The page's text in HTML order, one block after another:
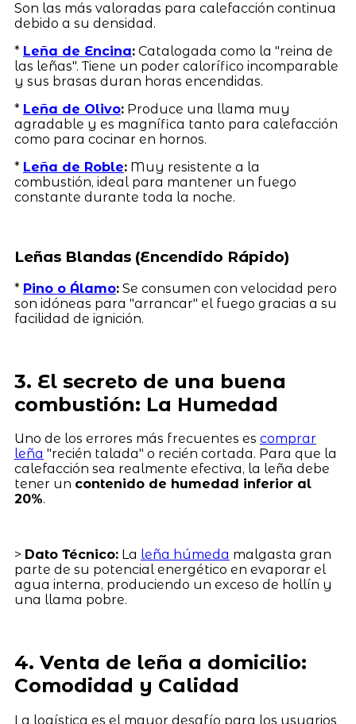
Son las más valoradas para calefacción continua
debido a su densidad.
* Leña de Encina:Catalogada como la "reina de
las leñas". Tiene un poder calorífico incomparable
y sus brasas duran horas encendidas.
* Leña de Olivo:Produce una llama muy
agradable y es magnífica tanto para calefacción
como para cocinar en hornos.
* Leña de Roble:Muy resistente a la
combustión, ideal para mantener un fuego
constante durante toda la noche.
Leñas Blandas (Encendido Rápido)
* Pino o Álamo:Se consumen con velocidad pero
son idóneas para "arrancar" el fuego gracias a su
facilidad de ignición.
3. El secreto de una buena
combustión: La Humedad
Uno de los errores más frecuentes es comprar
leña "recién talada" o recién cortada. Para que la
calefacción sea realmente efectiva, la leña debe
tener un contenido de humedad inferior al
20%.
> Dato Técnico:La leña húmeda malgasta gran
parte de su potencial energético en evaporar el
agua interna, produciendo un exceso de hollín y
una llama pobre.
4. Venta de leña a domicilio:
Comodidad y Calidad
La logística es el mayor desafío para los usuarios